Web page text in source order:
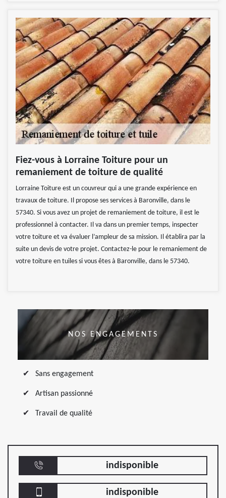
Fiez-vous à Lorraine Toiture pour un
remaniement de toiture de qualité
Lorraine Toiture est un couvreur qui a une grande expérience en
travaux de toiture. Il propose ses services à Baronville, dans le
57340. Si vous avez un projet de remaniement de toiture, il est le
professionnel à contacter. Il va dans un premier temps, inspecter
votre toiture et va évaluer l’ampleur de sa mission. Il établira par la
suite un devis de votre projet. Contactez-le pour le remaniement de
votre toiture en tuiles si vous êtes à Baronville, dans le 57340.
NOS ENGAGEMENTS
Sans engagement
Artisan passionné
Travail de qualité
indisponible
indisponible